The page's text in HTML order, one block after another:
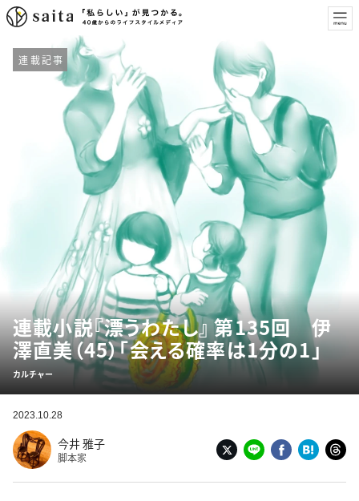
連載記事
連載小説『漂うわたし』 第135回 伊
澤直美（45）「会える確率は1分の1」
カルチャー
2023.10.28
今井 雅子
脚本家